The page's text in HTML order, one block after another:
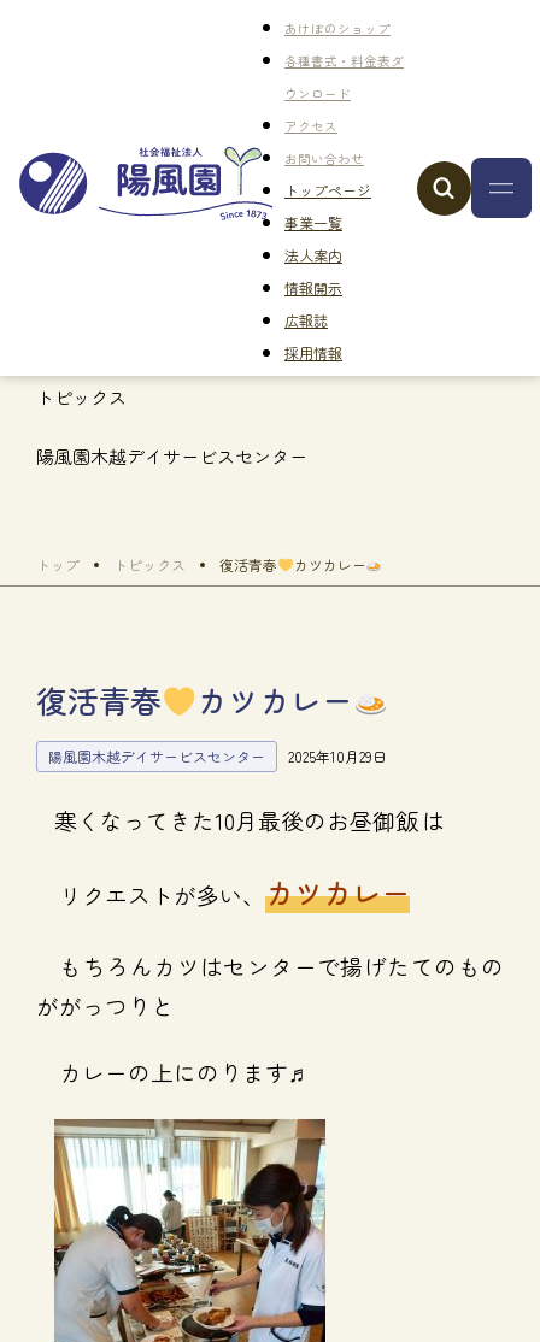
あけぼのショップ
各種書式・料金表ダ
ウンロード
アクセス
お問い合わせ
トップページ
事業一覧
法人案内
情報開示
広報誌
採用情報
トピックス
陽風園木越デイサービスセンター
トップ トピックス 復活青春 カツカレー
復活青春 カツカレー
陽風園木越デイサービスセンター 2025年10月29日
寒くなってきた10月最後のお昼御飯は
リクエストが多い、 カツカレー
もちろんカツはセンターで揚げたてのもの
ががっつりと
カレーの上にのります♬